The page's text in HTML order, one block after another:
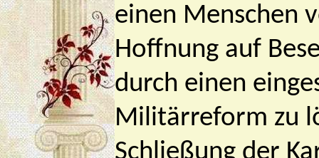
einen Menschen
Hoffnung auf
durch einen
Militärreform zu